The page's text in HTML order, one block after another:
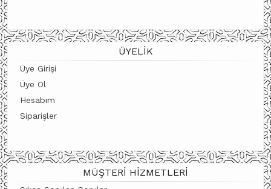
ÜYELIK
Üye Girişi
Üye Ol
Hesabım
Siparişler
MÜŞTERI HIZMETLERI